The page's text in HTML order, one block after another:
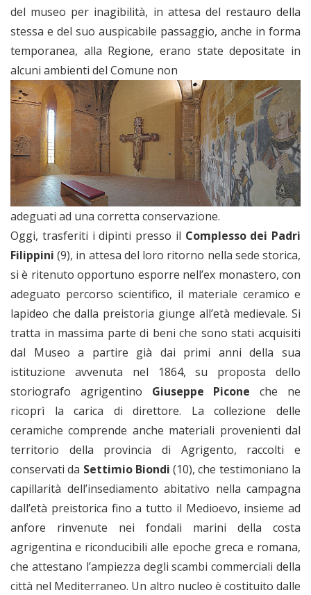
del museo per inagibilità, in attesa del restauro della
stessa e del suo auspicabile passaggio, anche in forma
temporanea, alla Regione, erano state depositate in
alcuni ambienti del Comune non
adeguati ad una corretta conservazione.
Oggi, trasferiti i dipinti presso il Complesso dei Padri
Filippini (9), in attesa del loro ritorno nella sede storica,
si è ritenuto opportuno esporre nell’ex monastero, con
adeguato percorso scientifico, il materiale ceramico e
lapideo che dalla preistoria giunge all’età medievale. Si
tratta in massima parte di beni che sono stati acquisiti
dal Museo a partire già dai primi anni della sua
istituzione avvenuta nel 1864, su proposta dello
storiografo agrigentino Giuseppe Picone che ne
ricoprì la carica di direttore. La collezione delle
ceramiche comprende anche materiali provenienti dal
territorio della provincia di Agrigento, raccolti e
conservati da Settimio Biondi (10), che testimoniano la
capillarità dell’insediamento abitativo nella campagna
dall’età preistorica fino a tutto il Medioevo, insieme ad
anfore rinvenute nei fondali marini della costa
agrigentina e riconducibili alle epoche greca e romana,
che attestano l’ampiezza degli scambi commerciali della
città nel Mediterraneo. Un altro nucleo è costituito dalle